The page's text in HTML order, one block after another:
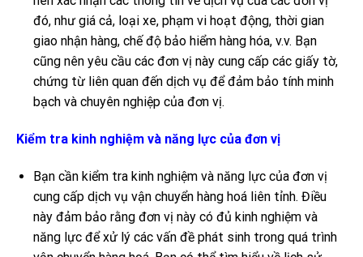
đó, như giá cả, loại xe, phạm vi hoạt động, thời gian
giao nhận hàng, chế độ bảo hiểm hàng hóa, v.v. Bạn
cũng nên yêu cầu các đơn vị này cung cấp các giấy tờ,
chứng từ liên quan đến dịch vụ để đảm bảo tính minh
bạch và chuyên nghiệp của đơn vị.
Kiểm tra kinh nghiệm và năng lực của đơn vị
Bạn cần kiểm tra kinh nghiệm và năng lực của đơn vị
cung cấp dịch vụ vận chuyển hàng hoá liên tỉnh. Điều
này đảm bảo rằng đơn vị này có đủ kinh nghiệm và
năng lực để xử lý các vấn đề phát sinh trong quá trình